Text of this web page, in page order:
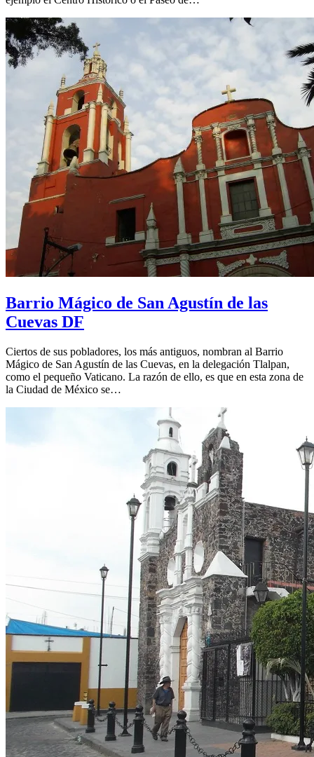
Barrio Mágico de San Agustín de las
Cuevas DF
Ciertos de sus pobladores, los más antiguos, nombran al Barrio
Mágico de San Agustín de las Cuevas, en la delegación Tlalpan,
como el pequeño Vaticano. La razón de ello, es que en esta zona de
la Ciudad de México se…